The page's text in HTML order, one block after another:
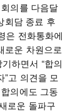
의를 다음달
회담 종료 후
은 전화통화에
로운 차원으로
하면서 “합의
고 의견을 모
의에도 그동
로운 돌파구